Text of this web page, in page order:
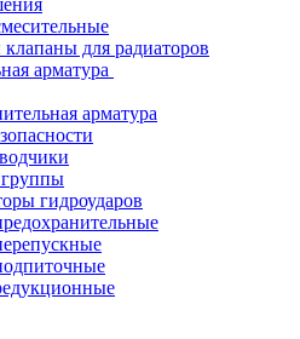
для радиаторов
арматура
арматура
гидроударов